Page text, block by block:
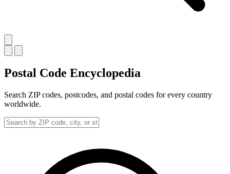
Postal Code Encyclopedia
Search ZIP codes, postcodes, and postal codes for every country
worldwide.